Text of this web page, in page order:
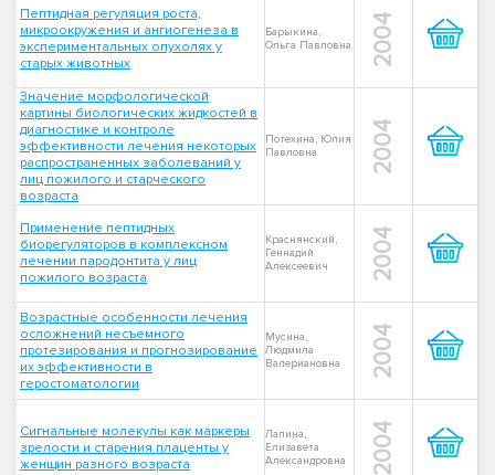
Пептидная регуляция роста,
микроокружения и ангиогенеза в
экспериментальных опухолях у
старых животных
Барыкина,
Ольга Павловна
2004
Значение морфологической
картины биологических жидкостей в
диагностике и контроле
эффективности лечения некоторых
распространенных заболеваний у
лиц пожилого и старческого
возраста
Потехина, Юлия
Павловна
2004
Применение пептидных
биорегуляторов в комплексном
лечении пародонтита у лиц
пожилого возраста
Краснянский,
Геннадий
Алексеевич
2004
Возрастные особенности лечения
осложнений несъемного
протезирования и прогнозирование
их эффективности в
геростоматологии
Мусина,
Людмила
Валериановна
2004
Сигнальные молекулы как маркеры
зрелости и старения плаценты у
женщин разного возраста
Лапина,
Елизавета
Александровна
2004